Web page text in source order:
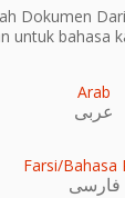
Dokumen
untuk bahasa
Arab
عربى
Farsi/Bahasa
فارسی